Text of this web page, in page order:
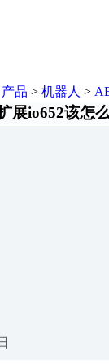
产品 > 机器人 >
展io652该怎